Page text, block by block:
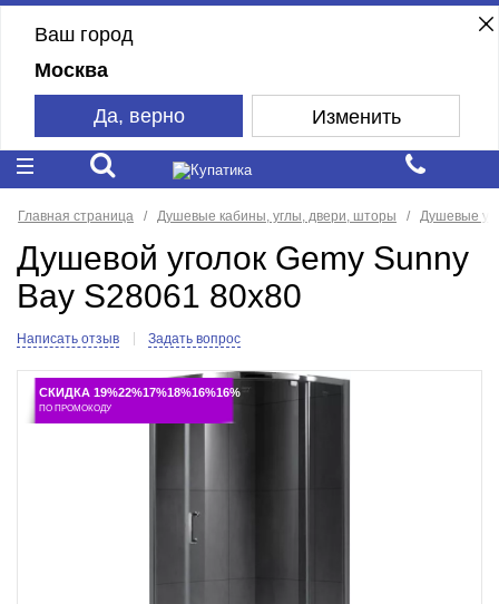
Ваш город
Москва
Да, верно Изменить
Главная страница Душевые кабины, углы, двери, шторы Душевые
Душевой уголок Gemy Sunny
Bay S28061 80x80
Написать отзыв Задать вопрос
СКИДКА 19%22%17%18%16%16%
ПО ПРОМОКОДУ